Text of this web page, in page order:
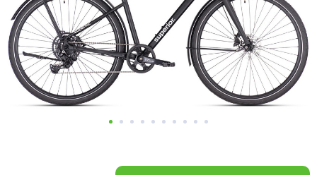
Добавляйте товары
в корзину
Оплачивайте сегодня только
25% картой любого банка
выбранный способом